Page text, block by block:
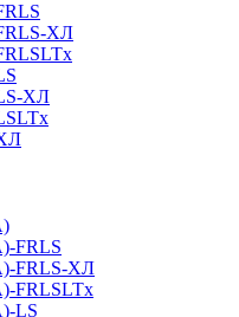
ХЛ
ХЛ
FRLS
FRLS-ХЛ
FRLSLTx
LS